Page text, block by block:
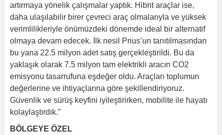
artırmaya yönelik çalışmalar yaptık. Hibrit araçlar ise,
daha ulaşılabilir birer çevreci araç olmalarıyla ve yüksek
verimlilikleriyle önümüzdeki dönemde ideal bir alternatif
olmaya devam edecek. İlk nesil Prius’un tanıtılmasından
bu yana 22.5 milyon adet satış gerçekleştirildi. Bu da
yaklaşık olarak 7.5 milyon tam elektrikli aracın CO2
emisyonu tasarrufuna eşdeğer oldu. Araçları toplumun
değerlerine ve ihtiyaçlarına göre şekillendiriyoruz.
Güvenlik ve sürüş keyfini iyileştirirken, mobilite ile hayatı
kolaylaştırdık.”
BÖLGEYE ÖZEL